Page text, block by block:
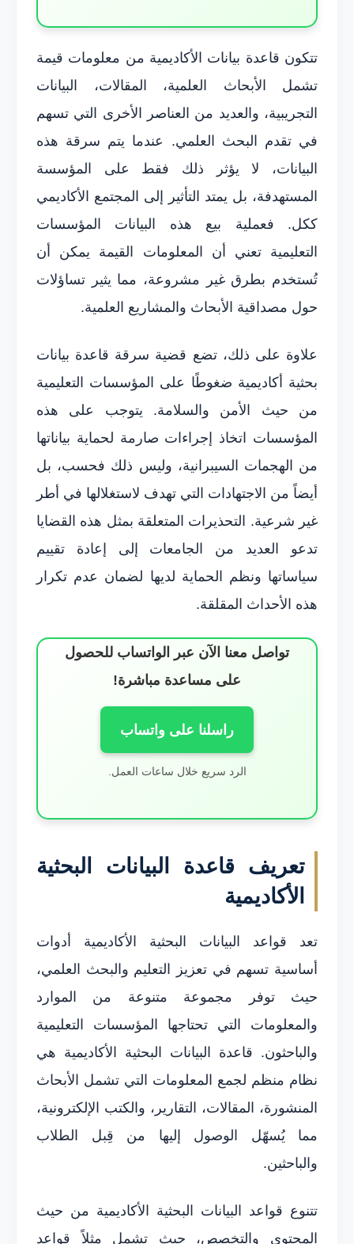
تتكون قاعدة بيانات الأكاديمية من معلومات قيمة
تشمل الأبحاث العلمية، المقالات، البيانات
التجريبية، والعديد من العناصر الأخرى التي تسهم
في تقدم البحث العلمي. عندما يتم سرقة هذه
البيانات، لا يؤثر ذلك فقط على المؤسسة
المستهدفة، بل يمتد التأثير إلى المجتمع الأكاديمي
ككل. فعملية بيع هذه البيانات المؤسسات
التعليمية تعني أن المعلومات القيمة يمكن أن
تُستخدم بطرق غير مشروعة، مما يثير تساؤلات
حول مصداقية الأبحاث والمشاريع العلمية.
علاوة على ذلك، تضع قضية سرقة قاعدة بيانات
بحثية أكاديمية ضغوطًا على المؤسسات التعليمية
من حيث الأمن والسلامة. يتوجب على هذه
المؤسسات اتخاذ إجراءات صارمة لحماية بياناتها
من الهجمات السيبرانية، وليس ذلك فحسب، بل
أيضاً من الاجتهادات التي تهدف لاستغلالها في أطر
غير شرعية. التحذيرات المتعلقة بمثل هذه القضايا
تدعو العديد من الجامعات إلى إعادة تقييم
سياساتها ونظم الحماية لديها لضمان عدم تكرار
هذه الأحداث المقلقة.
تواصل معنا الآن عبر الواتساب للحصول
على مساعدة مباشرة!
راسلنا على واتساب
الرد سريع خلال ساعات العمل.
تعريف قاعدة البيانات البحثية
الأكاديمية
تعد قواعد البيانات البحثية الأكاديمية أدوات
أساسية تسهم في تعزيز التعليم والبحث العلمي،
حيث توفر مجموعة متنوعة من الموارد
والمعلومات التي تحتاجها المؤسسات التعليمية
والباحثون. قاعدة البيانات البحثية الأكاديمية هي
نظام منظم لجمع المعلومات التي تشمل الأبحاث
المنشورة، المقالات، التقارير، والكتب الإلكترونية،
مما يُسهّل الوصول إليها من قِبل الطلاب
والباحثين.
تتنوع قواعد البيانات البحثية الأكاديمية من حيث
المحتوى والتخصص، حيث تشمل مثلاً قواعد